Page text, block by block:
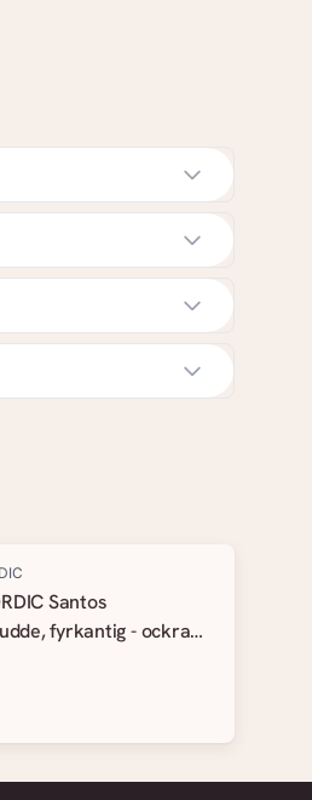
Santos
fyrkantig - ockra
(45x45)